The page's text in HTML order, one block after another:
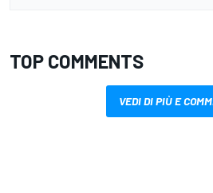
TOP COMMENTS
VEDI DI PIÙ E